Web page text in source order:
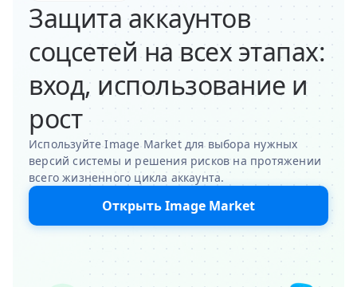
Защита аккаунтов
соцсетей на всех этапах:
вход, использование и
рост
Используйте Image Market для выбора нужных
версий системы и решения рисков на протяжении
всего жизненного цикла аккаунта.
Открыть Image Market